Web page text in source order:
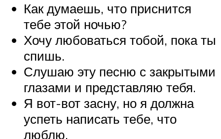
Как думаешь, что приснится
тебе этой ночью?
Хочу любоваться тобой, пока ты
спишь.
Слушаю эту песню с закрытыми
глазами и представляю тебя.
Я вот-вот засну, но я должна
успеть написать тебе, что
люблю.